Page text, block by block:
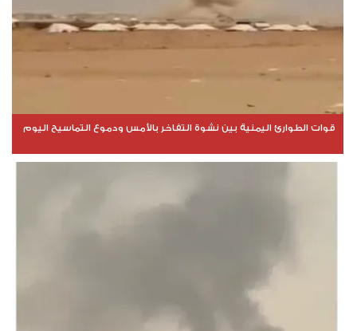
قوات الطوارئ اليمنية بين نشوة التفاخر بالأمس ودموع التماسيح اليوم